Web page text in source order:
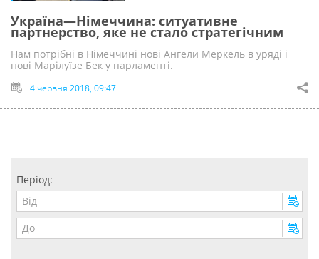
Україна—Німеччина: ситуативне
партнерство, яке не стало стратегічним
Нам потрібні в Німеччині нові Ангели Меркель в уряді і
нові Марілуїзе Бек у парламенті.
4 червня 2018, 09:47
Період: